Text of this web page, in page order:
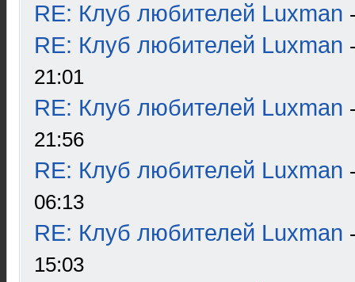
RE: Клуб любителей Luxman
RE: Клуб любителей Luxman
21:01
RE: Клуб любителей Luxman
21:56
RE: Клуб любителей Luxman
06:13
RE: Клуб любителей Luxman
15:03